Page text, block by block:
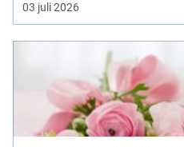
03 juli 2026